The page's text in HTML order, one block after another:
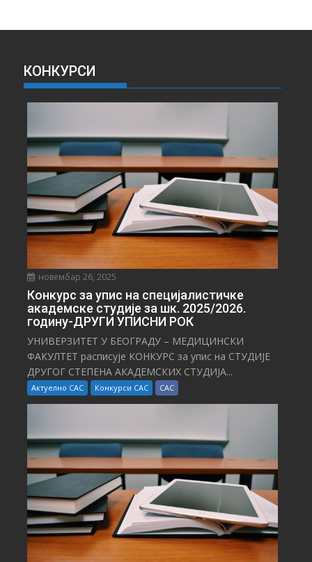
И
КОНКУРСИ
новембар 26, 2025
Конкурс за упис на специјалистичке
академске студије за шк. 2025/2026.
годину-ДРУГИ УПИСНИ РОК
УНИВЕРЗИТЕТ У БЕОГРАДУ – МЕДИЦИНСКИ
ФАКУЛТЕТ расписује КОНКУРС за упис на СТУДИЈЕ
ДРУГОГ СТЕПЕНА АКАДЕМСКИХ СТУДИЈА...
Актуелно САС Конкурси САС САС